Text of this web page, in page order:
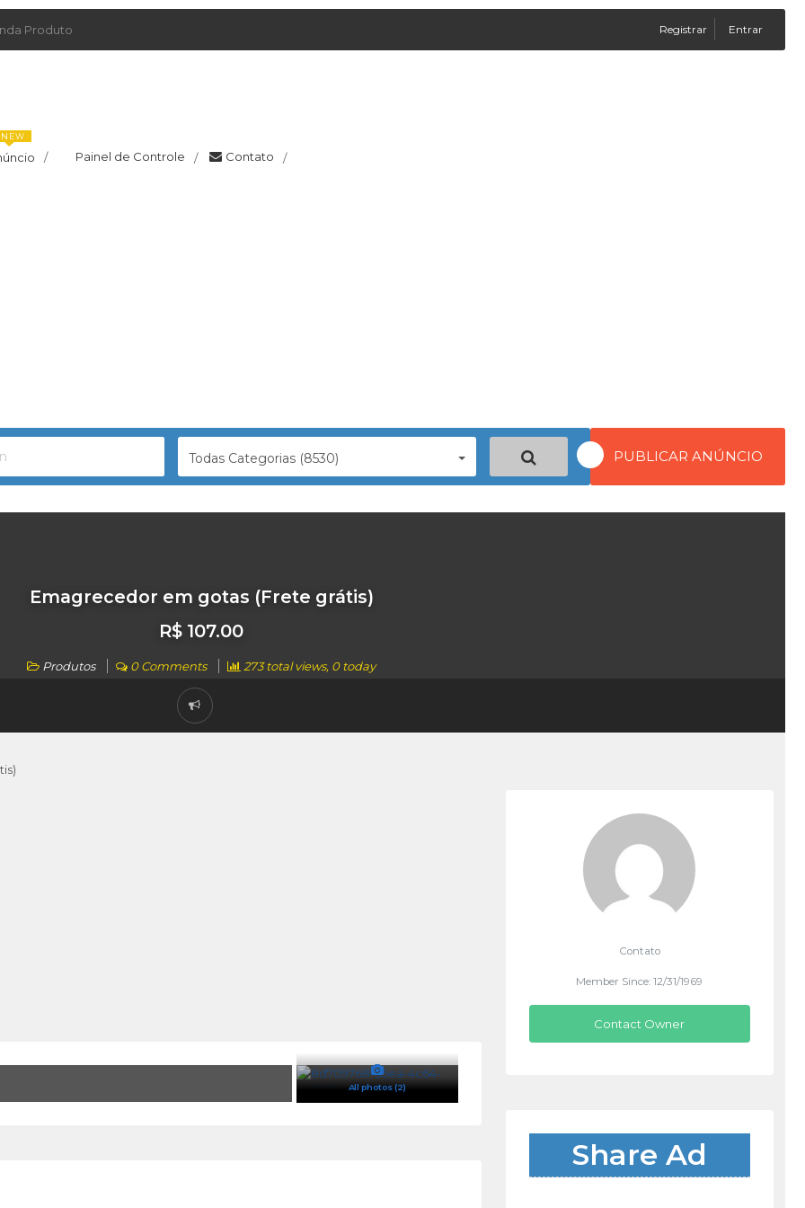
Produto Registrar Entrar
/
NEW
Painel de Controle / Contato /
Todas Categorias (8530) PUBLICAR ANÚNCIO
Emagrecedor em gotas (Frete grátis)
R$ 107.00
Produtos 0 Comments 273 total views, 0 today
All photos (2)
Contato
Member Since: 12/31/1969
Contact Owner
Share Ad